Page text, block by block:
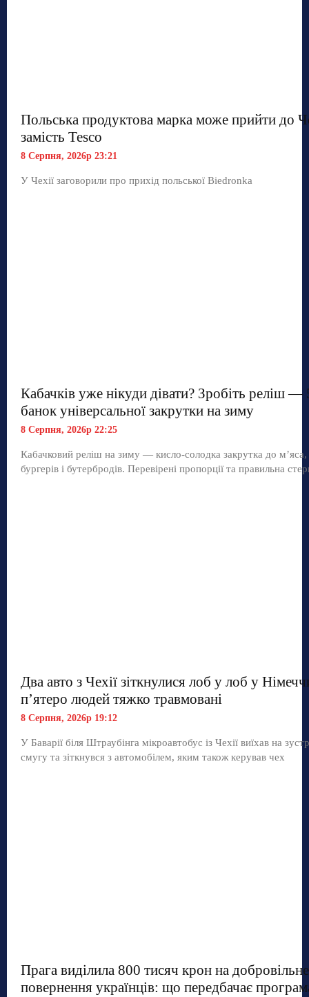
Польська продуктова марка може прийти до
замість Tesco
8 Серпня, 2026р 23:21
У Чехії заговорили про прихід польської Biedronka
Кабачків уже нікуди дівати? Зробіть реліш —
банок універсальної закрутки на зиму
8 Серпня, 2026р 22:25
Кабачковий реліш на зиму — кисло-солодка закрутка до м’яса,
бургерів і бутербродів. Перевірені пропорції та правильна
Два авто з Чехії зіткнулися лоб у лоб у
п’ятеро людей тяжко травмовані
8 Серпня, 2026р 19:12
У Баварії біля Штраубінга мікроавтобус із Чехії виїхав на
смугу та зіткнувся з автомобілем, яким також керував чех
Прага виділила 800 тисяч крон на добровільне
повернення українців: що передбачає